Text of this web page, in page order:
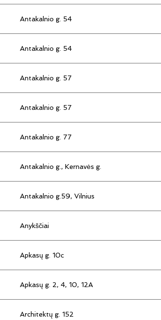
Antakalnio g. 54
Antakalnio g. 54
Antakalnio g. 57
Antakalnio g. 57
Antakalnio g. 77
Antakalnio g., Kernavės g.
Antakalnio g.59, Vilnius
Anykščiai
Apkasų g. 10c
Apkasų g. 2, 4, 10, 12A
Architektų g. 152